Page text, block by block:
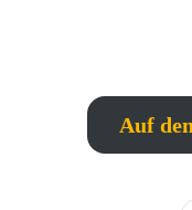
Auf